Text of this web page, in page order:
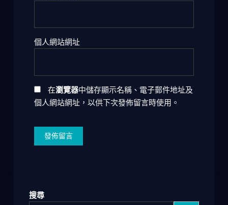
個人網站網址
在瀏覽器中儲存顯示名稱、電子郵件地址及
個人網站網址，以供下次發佈留言時使用。
搜尋